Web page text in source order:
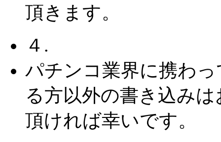
頂きます。
４.
パチンコ業界に携わっ
る方以外の書き込みは
頂ければ幸いです。